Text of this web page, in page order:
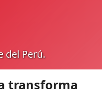
del Perú.
transforma